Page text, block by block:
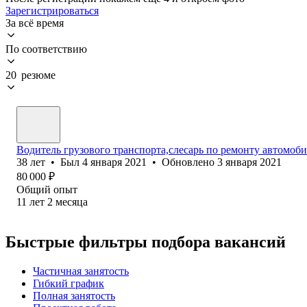
Зарегистрироваться
За всё время
По соответствию
20 резюме
Водитель грузового транспорта,слесарь по ремонту
38 лет • Был 4 января 2021 • Обновлено 3 января 2021
80 000 ₽
Общий опыт
11 лет 2 месяца
Быстрые фильтры подбора вакансий
Частичная занятость
Гибкий график
Полная занятость